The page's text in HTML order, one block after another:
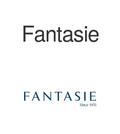
Fantasie